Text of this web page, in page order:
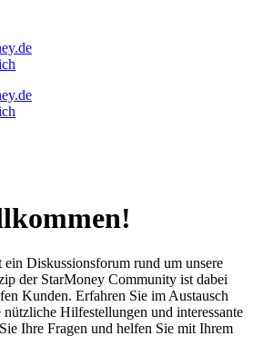
Diskussionsforum rund um unsere
der StarMoney Community ist dabei
Kunden. Erfahren Sie im Austausch
Hilfestellungen und interessante
Ihre Fragen und helfen Sie mit Ihrem